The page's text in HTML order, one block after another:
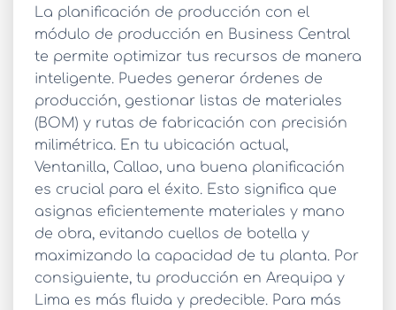
La planificación de producción con el
módulo de producción en Business Central
te permite optimizar tus recursos de manera
inteligente. Puedes generar órdenes de
producción, gestionar listas de materiales
(BOM) y rutas de fabricación con precisión
milimétrica. En tu ubicación actual,
Ventanilla, Callao, una buena planificación
es crucial para el éxito. Esto significa que
asignas eficientemente materiales y mano
de obra, evitando cuellos de botella y
maximizando la capacidad de tu planta. Por
consiguiente, tu producción en Arequipa y
Lima es más fluida y predecible. Para más